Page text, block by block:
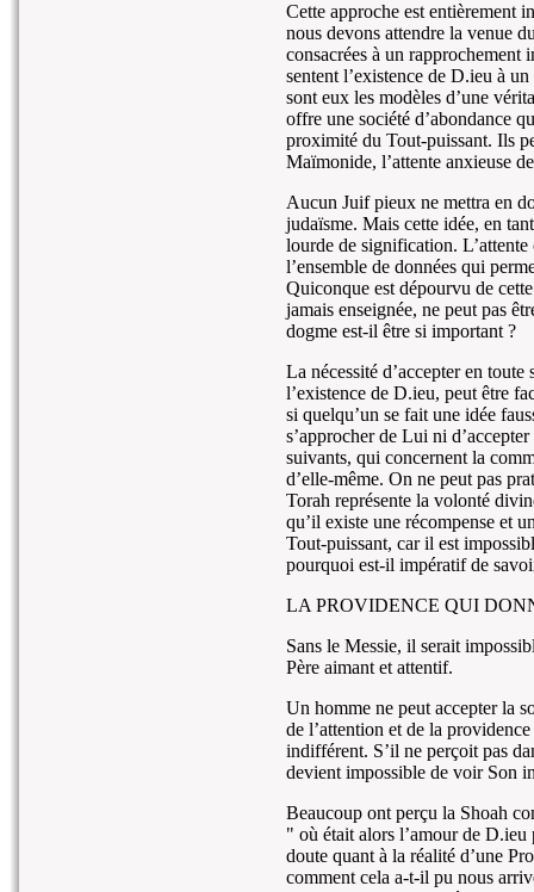
Cette approche est entièrement
nous devons attendre la venue
consacrées à un
sentent l’existence de D.ieu à
sont eux les modèles d’une
offre une société d’abondance
proximité du Tout-puissant. Ils
Maïmonide, l’attente anxieuse
Aucun Juif pieux ne mettra en
judaïsme. Mais cette idée, en
lourde de signification.
l’ensemble de données qui
Quiconque est dépourvu de
jamais enseignée, ne peut pas
dogme est-il être si important ?
La nécessité d’accepter en
l’existence de D.ieu, peut être
si quelqu’un se fait une idée
s’approcher de Lui ni
suivants, qui concernent la
d’elle-même. On ne peut pas
Torah représente la volonté
qu’il existe une récompense et
Tout-puissant, car il est
pourquoi est-il impératif de
LA PROVIDENCE QUI
Sans le Messie, il serait
Père aimant et attentif.
Un homme ne peut accepter la
de l’attention et de la
indifférent. S’il ne perçoit pas
devient impossible de voir Son
Beaucoup ont perçu la Shoah
" où était alors l’amour de
doute quant à la réalité d’une
comment cela a-t-il pu nous